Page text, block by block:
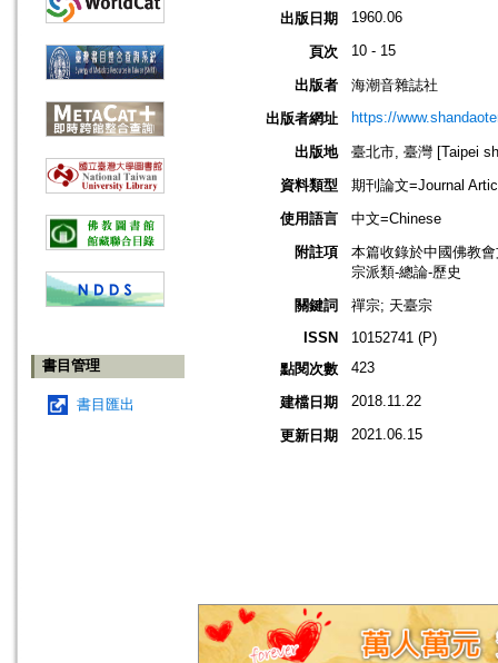
書目管理
書目匯出
出版日期 1960.06
頁次 10 - 15
出版者
海潮音雜誌社
出版者網址
https://
出版地
臺北市, 臺灣 [Taipei
資料類型
期刊論文=Journal
使用語言
中文=Chinese
附註項
本篇收錄於中國佛教
宗派類-總論-歷史
關鍵詞
禪宗; 天臺宗
ISSN
10152741 (P)
點閱次數
423
建檔日期 2018.11.22
更新日期 2021.06.15